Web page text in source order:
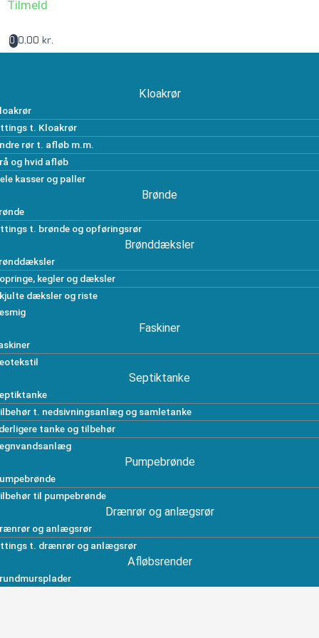
Tilmeld
0 0,00 kr.
Kloakrør
t. Kloakrør
rør t. afløb m.m.
og hvid afløb
kasser og paller
Brønde
t. brønde og opføringsrør
Brønddæksler
kegler og dæksler
dæksler og riste
Faskiner
Septiktanke
t. nedsivningsanlæg og samletanke
tanke og tilbehør
Pumpebrønde
til pumpebrønde
Drænrør og anlægsrør
og anlægsrør
t. drænrør og anlægsrør
Afløbsrender